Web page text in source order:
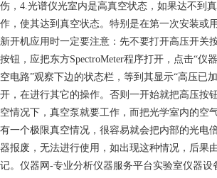
伤，4.光谱仪光室内是高真空状态，如果达不到
作，使其达到真空状态。特别是在第一次安装或
新开机应用时一定要注意：先不要打开高压开关
按钮，应把东方SpectroMeter程序打开，点击“仪
空电路”观察下边的状态栏，等到其显示“高压已
开，在进行其它的操作。否则一开始就把高压按
空情况下，真空泵就要工作，而把光学室内的空
有一个极限真空情况，很容易就会把内部的光电
器报废，无法进行使用，如出现这种情况，后果
记。仪器网-专业分析仪器服务平台实验室仪器设